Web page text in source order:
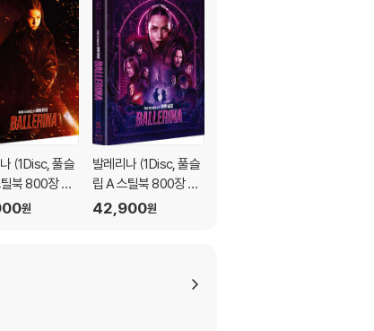
(1Disc, 풀슬
북 800장 한
루레이
원
발레리나 (1Disc, 풀슬
립 A 스틸북 800장 한
정판) : 블루레이
42,900원